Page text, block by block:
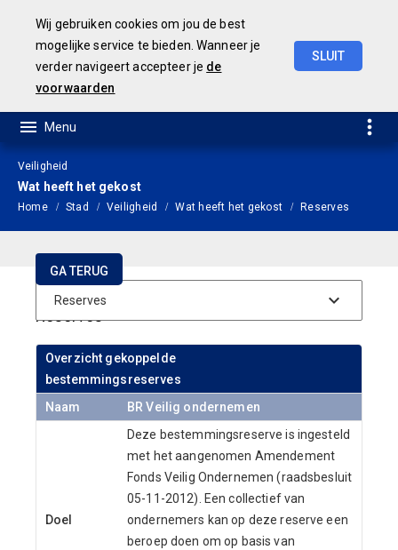
Veiligheid
Wat heeft het gekost
Home Stad Veiligheid Wat heeft het gekost Reserves
Reserves
Overzicht gekoppelde
bestemmingsreserves
Naam
BR Veilig ondernemen
Doel
Deze bestemmingsreserve is ingesteld
met het aangenomen Amendement
Fonds Veilig Ondernemen (raadsbesluit
05-11-2012). Een collectief van
ondernemers kan op deze reserve een
beroep doen om op basis van
GA TERUG
Wij gebruiken cookies om jou de best
mogelijke service te bieden. Wanneer je
verder navigeert accepteer je de
voorwaarden
SLUIT